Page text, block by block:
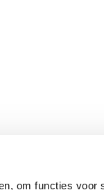
om functies voor